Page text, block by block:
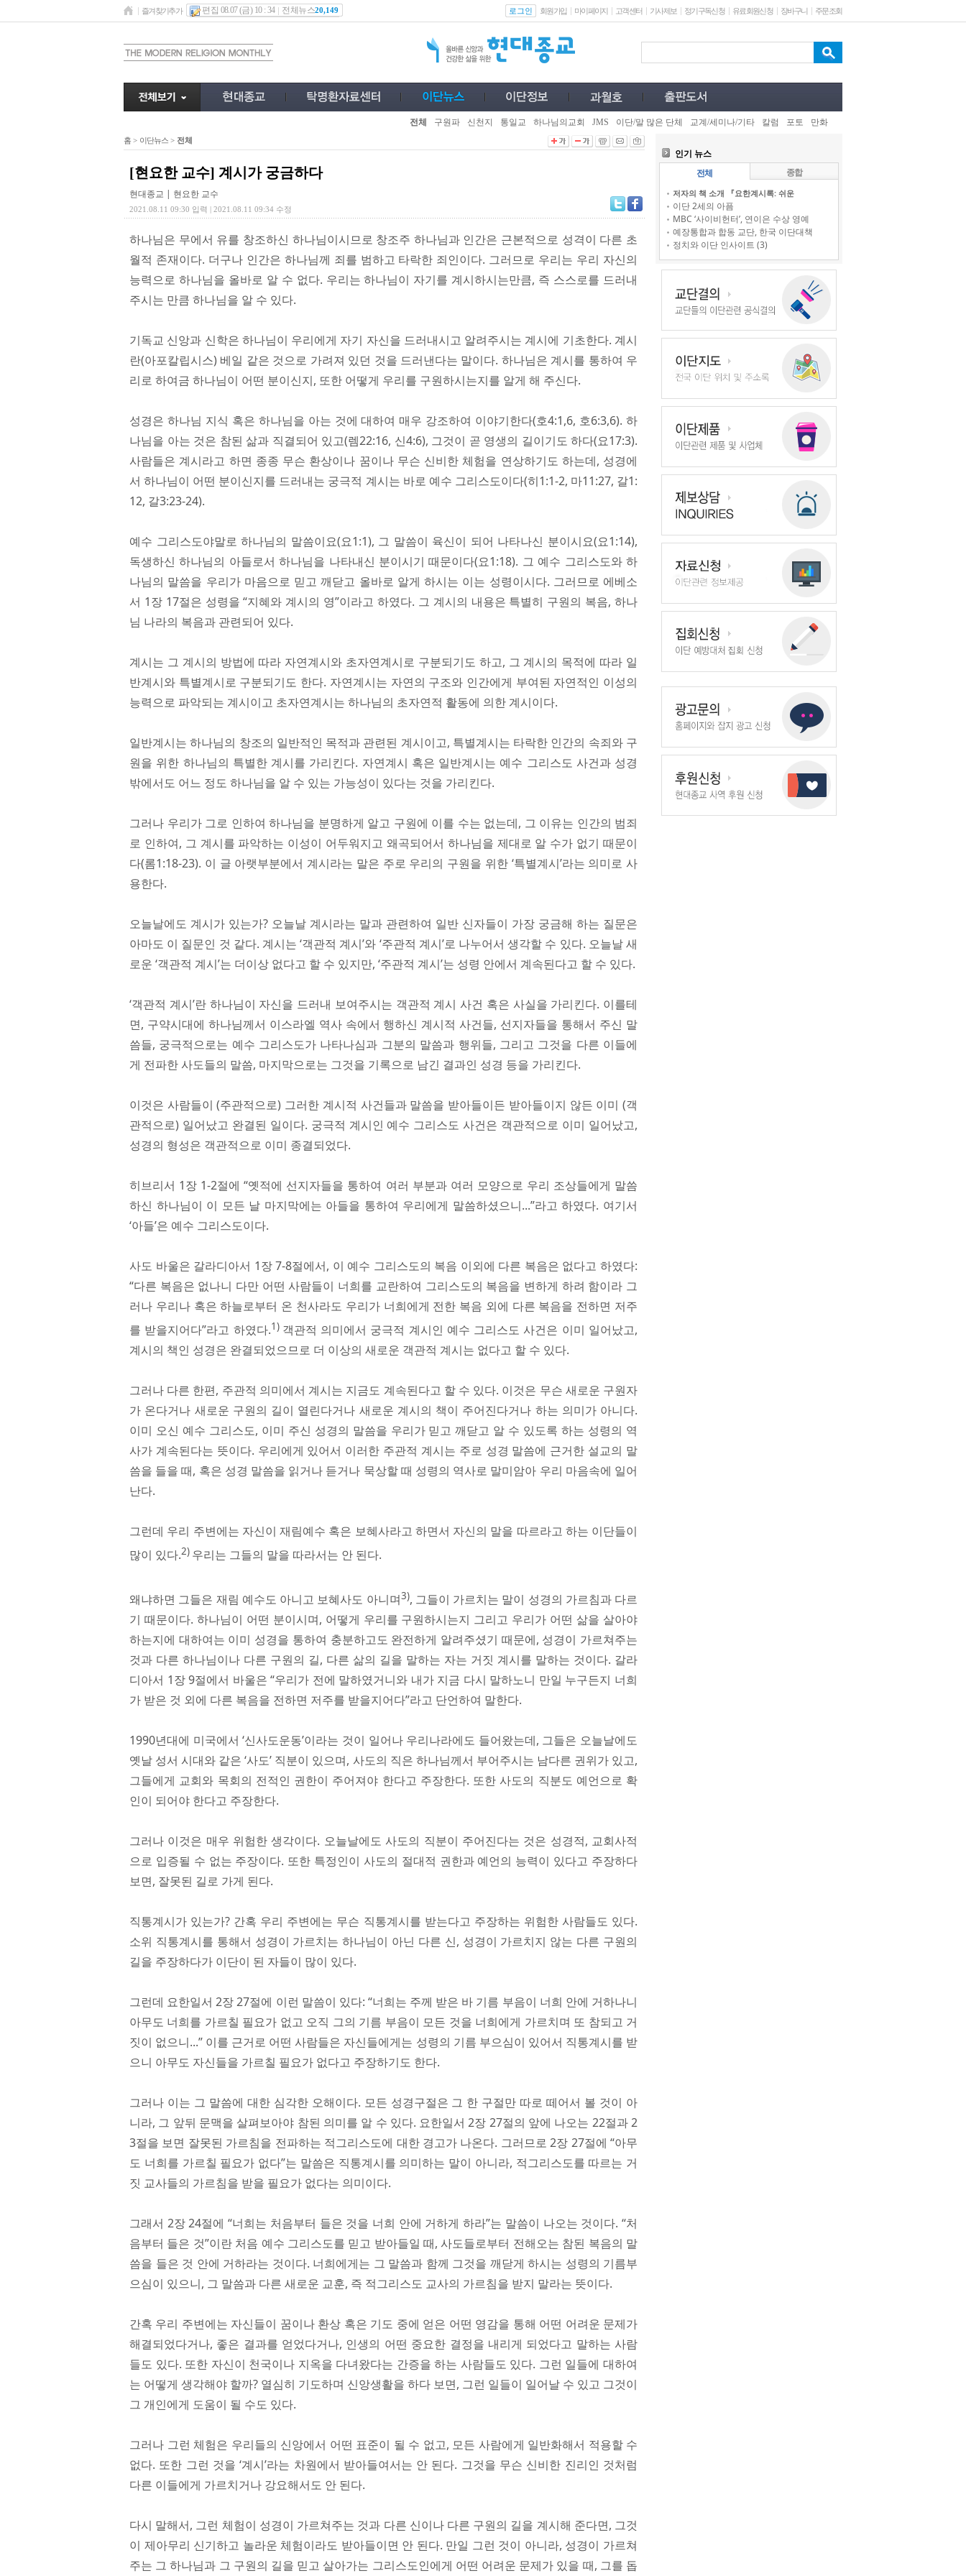
즐겨찾기추가 편집 08.07 (금) 10 : 34 전체뉴스20,149 로그인 회원가입 마이페이지 고객센터 기사제보 정기구독신청 유료회원신청 장바구니 주문조회
전체 구원파 신천지 통일교 하나님의교회 JMS 이단/말 많은 단체 교계/세미나/기타 칼럼 포토 만화
홈 > 이단뉴스 > 전체
[현요한 교수] 계시가 궁금하다
현대종교 | 현요한 교수
2021.08.11 09:30 입력 | 2021.08.11 09:34 수정
하나님은 무에서 유를 창조하신 하나님이시므로 창조주 하나님과 인간은 근본적으로 성격이 다른 초
월적 존재이다. 더구나 인간은 하나님께 죄를 범하고 타락한 죄인이다. 그러므로 우리는 우리 자신의
능력으로 하나님을 올바로 알 수 없다. 우리는 하나님이 자기를 계시하시는만큼, 즉 스스로를 드러내
주시는 만큼 하나님을 알 수 있다.
기독교 신앙과 신학은 하나님이 우리에게 자기 자신을 드러내시고 알려주시는 계시에 기초한다. 계시
란(아포칼립시스) 베일 같은 것으로 가려져 있던 것을 드러낸다는 말이다. 하나님은 계시를 통하여 우
리로 하여금 하나님이 어떤 분이신지, 또한 어떻게 우리를 구원하시는지를 알게 해 주신다.
성경은 하나님 지식 혹은 하나님을 아는 것에 대하여 매우 강조하여 이야기한다(호4:1,6, 호6:3,6). 하
나님을 아는 것은 참된 삶과 직결되어 있고(렘22:16, 신4:6), 그것이 곧 영생의 길이기도 하다(요17:3).
사람들은 계시라고 하면 종종 무슨 환상이나 꿈이나 무슨 신비한 체험을 연상하기도 하는데, 성경에
서 하나님이 어떤 분이신지를 드러내는 궁극적 계시는 바로 예수 그리스도이다(히1:1-2, 마11:27, 갈1:
12, 갈3:23-24).
예수 그리스도야말로 하나님의 말씀이요(요1:1), 그 말씀이 육신이 되어 나타나신 분이시요(요1:14),
독생하신 하나님의 아들로서 하나님을 나타내신 분이시기 때문이다(요1:18). 그 예수 그리스도와 하
나님의 말씀을 우리가 마음으로 믿고 깨닫고 올바로 알게 하시는 이는 성령이시다. 그러므로 에베소
서 1장 17절은 성령을 “지혜와 계시의 영”이라고 하였다. 그 계시의 내용은 특별히 구원의 복음, 하나
님 나라의 복음과 관련되어 있다.
계시는 그 계시의 방법에 따라 자연계시와 초자연계시로 구분되기도 하고, 그 계시의 목적에 따라 일
반계시와 특별계시로 구분되기도 한다. 자연계시는 자연의 구조와 인간에게 부여된 자연적인 이성의
능력으로 파악되는 계시이고 초자연계시는 하나님의 초자연적 활동에 의한 계시이다.
일반계시는 하나님의 창조의 일반적인 목적과 관련된 계시이고, 특별계시는 타락한 인간의 속죄와 구
원을 위한 하나님의 특별한 계시를 가리킨다. 자연계시 혹은 일반계시는 예수 그리스도 사건과 성경
밖에서도 어느 정도 하나님을 알 수 있는 가능성이 있다는 것을 가리킨다.
그러나 우리가 그로 인하여 하나님을 분명하게 알고 구원에 이를 수는 없는데, 그 이유는 인간의 범죄
로 인하여, 그 계시를 파악하는 이성이 어두워지고 왜곡되어서 하나님을 제대로 알 수가 없기 때문이
다(롬1:18-23). 이 글 아랫부분에서 계시라는 말은 주로 우리의 구원을 위한 ‘특별계시’라는 의미로 사
용한다.
오늘날에도 계시가 있는가? 오늘날 계시라는 말과 관련하여 일반 신자들이 가장 궁금해 하는 질문은
아마도 이 질문인 것 같다. 계시는 ‘객관적 계시’와 ‘주관적 계시’로 나누어서 생각할 수 있다. 오늘날 새
로운 ‘객관적 계시’는 더이상 없다고 할 수 있지만, ‘주관적 계시’는 성령 안에서 계속된다고 할 수 있다.
‘객관적 계시’란 하나님이 자신을 드러내 보여주시는 객관적 계시 사건 혹은 사실을 가리킨다. 이를테
면, 구약시대에 하나님께서 이스라엘 역사 속에서 행하신 계시적 사건들, 선지자들을 통해서 주신 말
씀들, 궁극적으로는 예수 그리스도가 나타나심과 그분의 말씀과 행위들, 그리고 그것을 다른 이들에
게 전파한 사도들의 말씀, 마지막으로는 그것을 기록으로 남긴 결과인 성경 등을 가리킨다.
이것은 사람들이 (주관적으로) 그러한 계시적 사건들과 말씀을 받아들이든 받아들이지 않든 이미 (객
관적으로) 일어났고 완결된 일이다. 궁극적 계시인 예수 그리스도 사건은 객관적으로 이미 일어났고,
성경의 형성은 객관적으로 이미 종결되었다.
히브리서 1장 1-2절에 “옛적에 선지자들을 통하여 여러 부분과 여러 모양으로 우리 조상들에게 말씀
하신 하나님이 이 모든 날 마지막에는 아들을 통하여 우리에게 말씀하셨으니...”라고 하였다. 여기서
‘아들’은 예수 그리스도이다.
사도 바울은 갈라디아서 1장 7-8절에서, 이 예수 그리스도의 복음 이외에 다른 복음은 없다고 하였다:
“다른 복음은 없나니 다만 어떤 사람들이 너희를 교란하여 그리스도의 복음을 변하게 하려 함이라 그
러나 우리나 혹은 하늘로부터 온 천사라도 우리가 너희에게 전한 복음 외에 다른 복음을 전하면 저주
를 받을지어다”라고 하였다.1) 객관적 의미에서 궁극적 계시인 예수 그리스도 사건은 이미 일어났고,
계시의 책인 성경은 완결되었으므로 더 이상의 새로운 객관적 계시는 없다고 할 수 있다.
그러나 다른 한편, 주관적 의미에서 계시는 지금도 계속된다고 할 수 있다. 이것은 무슨 새로운 구원자
가 온다거나 새로운 구원의 길이 열린다거나 새로운 계시의 책이 주어진다거나 하는 의미가 아니다.
이미 오신 예수 그리스도, 이미 주신 성경의 말씀을 우리가 믿고 깨닫고 알 수 있도록 하는 성령의 역
사가 계속된다는 뜻이다. 우리에게 있어서 이러한 주관적 계시는 주로 성경 말씀에 근거한 설교의 말
씀을 들을 때, 혹은 성경 말씀을 읽거나 듣거나 묵상할 때 성령의 역사로 말미암아 우리 마음속에 일어
난다.
그런데 우리 주변에는 자신이 재림예수 혹은 보혜사라고 하면서 자신의 말을 따르라고 하는 이단들이
많이 있다.2) 우리는 그들의 말을 따라서는 안 된다.
왜냐하면 그들은 재림 예수도 아니고 보혜사도 아니며3), 그들이 가르치는 말이 성경의 가르침과 다르
기 때문이다. 하나님이 어떤 분이시며, 어떻게 우리를 구원하시는지 그리고 우리가 어떤 삶을 살아야
하는지에 대하여는 이미 성경을 통하여 충분하고도 완전하게 알려주셨기 때문에, 성경이 가르쳐주는
것과 다른 하나님이나 다른 구원의 길, 다른 삶의 길을 말하는 자는 거짓 계시를 말하는 것이다. 갈라
디아서 1장 9절에서 바울은 “우리가 전에 말하였거니와 내가 지금 다시 말하노니 만일 누구든지 너희
가 받은 것 외에 다른 복음을 전하면 저주를 받을지어다”라고 단언하여 말한다.
1990년대에 미국에서 ‘신사도운동’이라는 것이 일어나 우리나라에도 들어왔는데, 그들은 오늘날에도
옛날 성서 시대와 같은 ‘사도’ 직분이 있으며, 사도의 직은 하나님께서 부어주시는 남다른 권위가 있고,
그들에게 교회와 목회의 전적인 권한이 주어져야 한다고 주장한다. 또한 사도의 직분도 예언으로 확
인이 되어야 한다고 주장한다.
그러나 이것은 매우 위험한 생각이다. 오늘날에도 사도의 직분이 주어진다는 것은 성경적, 교회사적
으로 입증될 수 없는 주장이다. 또한 특정인이 사도의 절대적 권한과 예언의 능력이 있다고 주장하다
보면, 잘못된 길로 가게 된다.
직통계시가 있는가? 간혹 우리 주변에는 무슨 직통계시를 받는다고 주장하는 위험한 사람들도 있다.
소위 직통계시를 통해서 성경이 가르치는 하나님이 아닌 다른 신, 성경이 가르치지 않는 다른 구원의
길을 주장하다가 이단이 된 자들이 많이 있다.
그런데 요한일서 2장 27절에 이런 말씀이 있다: “너희는 주께 받은 바 기름 부음이 너희 안에 거하나니
아무도 너희를 가르칠 필요가 없고 오직 그의 기름 부음이 모든 것을 너희에게 가르치며 또 참되고 거
짓이 없으니...” 이를 근거로 어떤 사람들은 자신들에게는 성령의 기름 부으심이 있어서 직통계시를 받
으니 아무도 자신들을 가르칠 필요가 없다고 주장하기도 한다.
그러나 이는 그 말씀에 대한 심각한 오해이다. 모든 성경구절은 그 한 구절만 따로 떼어서 볼 것이 아
니라, 그 앞뒤 문맥을 살펴보아야 참된 의미를 알 수 있다. 요한일서 2장 27절의 앞에 나오는 22절과 2
3절을 보면 잘못된 가르침을 전파하는 적그리스도에 대한 경고가 나온다. 그러므로 2장 27절에 “아무
도 너희를 가르칠 필요가 없다”는 말씀은 직통계시를 의미하는 말이 아니라, 적그리스도를 따르는 거
짓 교사들의 가르침을 받을 필요가 없다는 의미이다.
그래서 2장 24절에 “너희는 처음부터 들은 것을 너희 안에 거하게 하라”는 말씀이 나오는 것이다. “처
음부터 들은 것”이란 처음 예수 그리스도를 믿고 받아들일 때, 사도들로부터 전해오는 참된 복음의 말
씀을 들은 것 안에 거하라는 것이다. 너희에게는 그 말씀과 함께 그것을 깨닫게 하시는 성령의 기름부
으심이 있으니, 그 말씀과 다른 새로운 교훈, 즉 적그리스도 교사의 가르침을 받지 말라는 뜻이다.
간혹 우리 주변에는 자신들이 꿈이나 환상 혹은 기도 중에 얻은 어떤 영감을 통해 어떤 어려운 문제가
해결되었다거나, 좋은 결과를 얻었다거나, 인생의 어떤 중요한 결정을 내리게 되었다고 말하는 사람
들도 있다. 또한 자신이 천국이나 지옥을 다녀왔다는 간증을 하는 사람들도 있다. 그런 일들에 대하여
는 어떻게 생각해야 할까? 열심히 기도하며 신앙생활을 하다 보면, 그런 일들이 일어날 수 있고 그것이
그 개인에게 도움이 될 수도 있다.
그러나 그런 체험은 우리들의 신앙에서 어떤 표준이 될 수 없고, 모든 사람에게 일반화해서 적용할 수
없다. 또한 그런 것을 ‘계시’라는 차원에서 받아들여서는 안 된다. 그것을 무슨 신비한 진리인 것처럼
다른 이들에게 가르치거나 강요해서도 안 된다.
다시 말해서, 그런 체험이 성경이 가르쳐주는 것과 다른 신이나 다른 구원의 길을 계시해 준다면, 그것
이 제아무리 신기하고 놀라운 체험이라도 받아들이면 안 된다. 만일 그런 것이 아니라, 성경이 가르쳐
주는 그 하나님과 그 구원의 길을 믿고 살아가는 그리스도인에게 어떤 어려운 문제가 있을 때, 그를 돕
인기 뉴스
전체
종합
저자의 책 소개 『요한계시록: 쉬운
이단 2세의 아픔
MBC ‘사이비헌터’, 연이은 수상 영예
예장통합과 합동 교단, 한국 이단대책
정치와 이단 인사이트 (3)